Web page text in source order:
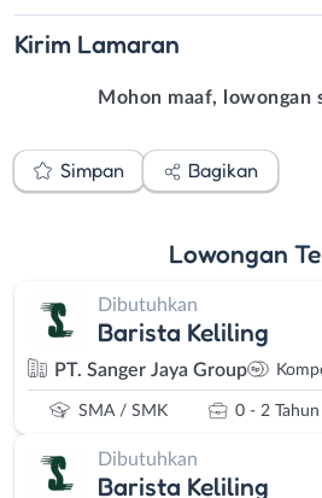
Kirim Lamaran
Mohon maaf, lowongan
Simpan Bagikan
Lowongan
Dibutuhkan
Barista Keliling
PT. Sanger Jaya Group
SMA / SMK 0 - 2 Tahun
Dibutuhkan
Barista Keliling